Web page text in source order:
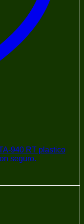
940 RT plastico
seguro.